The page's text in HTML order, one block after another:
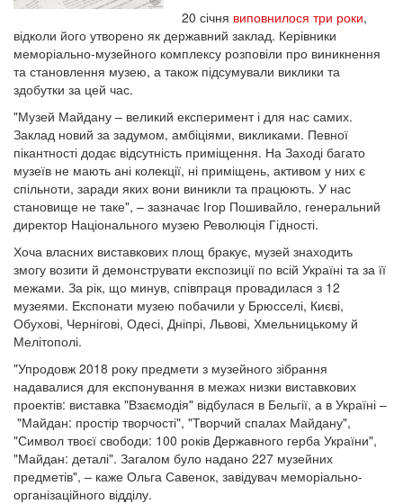
20 січня виповнилося три роки,
відколи його утворено як державний заклад. Керівники
меморіально-музейного комплексу розповіли про виникнення
та становлення музею, а також підсумували виклики та
здобутки за цей час.
"Музей Майдану – великий експеримент і для нас самих.
Заклад новий за задумом, амбіціями, викликами. Певної
пікантності додає відсутність приміщення. На Заході багато
музеїв не мають ані колекції, ні приміщень, активом у них є
спільноти, заради яких вони виникли та працюють. У нас
становище не таке", – зазначає Ігор Пошивайло, генеральний
директор Національного музею Революція Гідності.
Хоча власних виставкових площ бракує, музей знаходить
змогу возити й демонструвати експозиції по всій Україні та за її
межами. За рік, що минув, співпраця провадилася з 12
музеями. Експонати музею побачили у Брюсселі, Києві,
Обухові, Чернігові, Одесі, Дніпрі, Львові, Хмельницькому й
Мелітополі.
"Упродовж 2018 року предмети з музейного зібрання
надавалися для експонування в межах низки виставкових
проектів: виставка "Взаємодія" відбулася в Бельгії, а в Україні –
"Майдан: простір творчості", "Творчий спалах Майдану",
"Символ твоєї свободи: 100 років Державного герба України",
"Майдан: деталі". Загалом було надано 227 музейних
предметів", – каже Ольга Савенок, завідувач меморіально-
організаційного відділу.